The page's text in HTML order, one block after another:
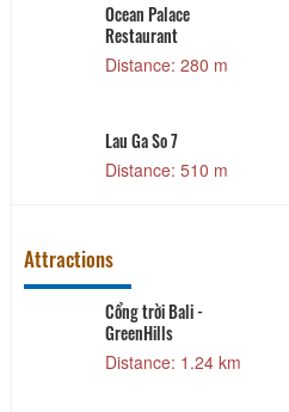
Ocean Palace
Restaurant
Distance: 280 m
Lau Ga So 7
Distance: 510 m
Attractions
Cổng trời Bali -
GreenHills
Distance: 1.24 km